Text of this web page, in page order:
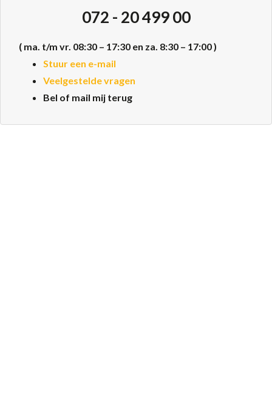
072 - 20 499 00
( ma. t/m vr. 08:30 – 17:30 en za. 8:30 – 17:00 )
Stuur een e-mail
Veelgestelde vragen
Bel of mail mij terug